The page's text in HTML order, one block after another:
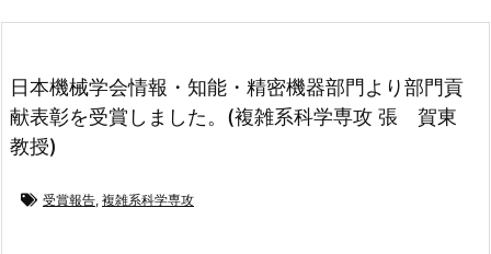
日本機械学会情報・知能・精密機器部門より部門貢
献表彰を受賞しました。(複雑系科学専攻 張 賀東
教授)
受賞報告, 複雑系科学専攻